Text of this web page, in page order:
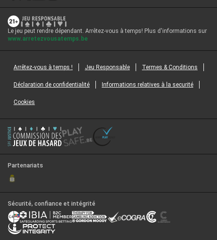
Le jeu peut rendre dépendant. Arrêtez-vous à temps! Plus d'informations sur
www.arretezvousatemps.be
Arrêtez-vous à temps ! Jeu Responsable Termes & Conditions
Déclaration de confidentialité Informations relatives à la securité
Cookies
Partenariats
Sécurité, confiance et intégrité